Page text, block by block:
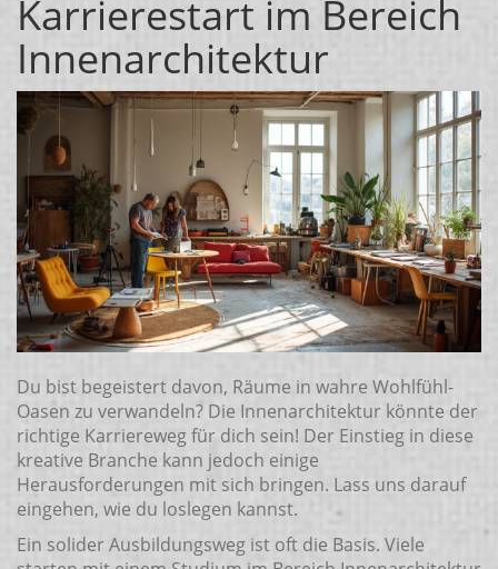
Karrierestart im Bereich
Innenarchitektur
Du bist begeistert davon, Räume in wahre Wohlfühl-
Oasen zu verwandeln? Die Innenarchitektur könnte der
richtige Karriereweg für dich sein! Der Einstieg in diese
kreative Branche kann jedoch einige
Herausforderungen mit sich bringen. Lass uns darauf
eingehen, wie du loslegen kannst.
Ein solider Ausbildungsweg ist oft die Basis. Viele